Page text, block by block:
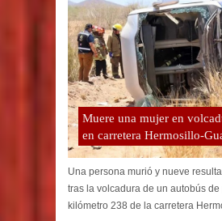
Muere una mujer en
en carretera Hermosillo-
Una persona murió y nueve
tras la volcadura de un autobús de
kilómetro 238 de la carretera